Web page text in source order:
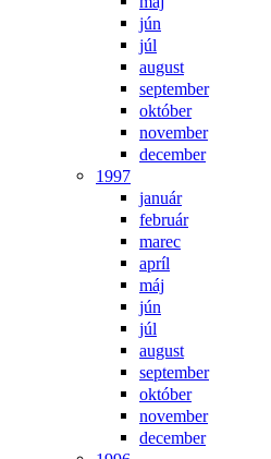
jún
júl
august
september
október
november
december
1997
január
február
marec
apríl
máj
jún
júl
august
september
október
november
december